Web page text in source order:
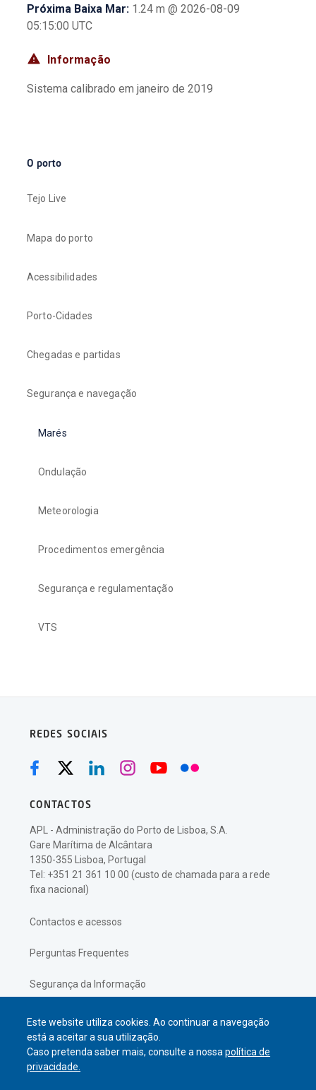
Este website utiliza cookies. Ao continuar a navegação
está a aceitar a sua utilização.
Caso pretenda saber mais, consulte a nossapolítica de
privacidade.
Próxima Baixa Mar: 1.24 m @2026-08-09
05:15:00 UTC
Informação
Sistema calibrado em janeiro de 2019
O porto
Tejo Live
Mapa do porto
Acessibilidades
Porto-Cidades
Chegadas e partidas
Segurança e navegação
Marés
Ondulação
Meteorologia
Procedimentos emergência
Segurança e regulamentação
VTS
REDES SOCIAIS
CONTACTOS
APL - Administração do Porto de Lisboa, S.A.
Gare Marítima de Alcântara
1350-355 Lisboa, Portugal
Tel: +351 21 361 10 00 (custo de chamada para a rede
fixa nacional)
Contactos e acessos
Perguntas Frequentes
Segurança da Informação